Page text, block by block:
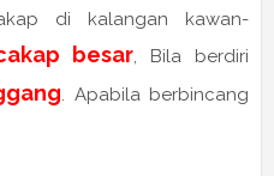
di kalangan kawan-
besar, Bila berdiri
. Apabila berbincang